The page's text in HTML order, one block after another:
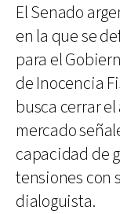
El Senado
en la que se
para el
de Inocencia
busca cerrar
mercado
capacidad de
tensiones con
dialoguista.